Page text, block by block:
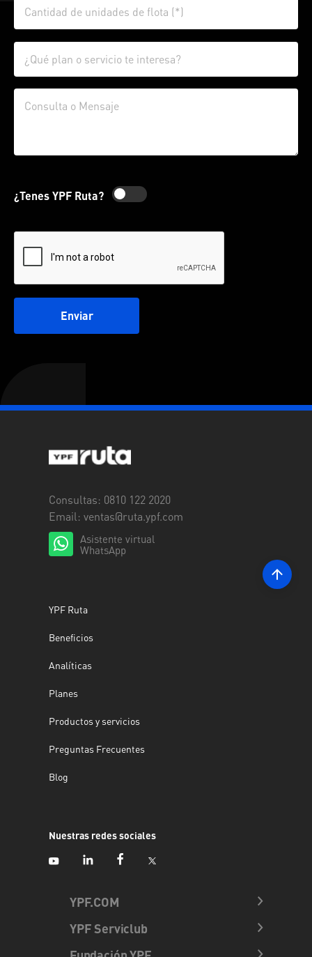
¿Tenes YPF Ruta?
Enviar
Consultas: 0810 122 2020
Email: ventas@ruta.ypf.com
Asistente virtual
WhatsApp
YPF Ruta
Beneficios
Analíticas
Planes
Productos y servicios
Preguntas Frecuentes
Blog
Nuestras redes sociales
YPF.COM
YPF Serviclub